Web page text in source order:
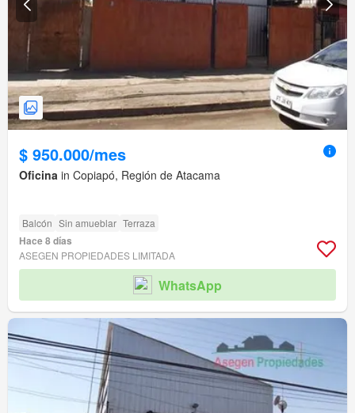
$ 950.000/mes
Oficina in Copiapó, Región de Atacama
Balcón Sin amueblar Terraza
Hace 8 días
ASEGEN PROPIEDADES LIMITADA
WhatsApp